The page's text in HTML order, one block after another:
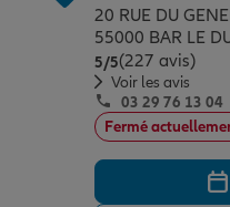
Transmission
Départ à la retraite
Préparer l’avenir
Assurance habitation
Le Pack Famille
Garantie des accidents
Allianz en France
20 RUE DU
55000 BAR LE
5/5Note de 5 sur 5
(227 avis)
Voir les avis
03 29 76 13 04
Fermé